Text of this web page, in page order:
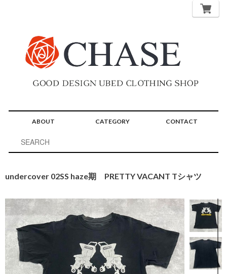
ABOUT CATEGORY CONTACT
undercover 02SS haze期 PRETTY VACANT Tシャツ